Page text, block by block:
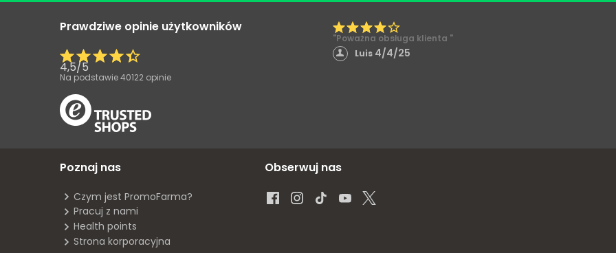
Prawdziwe opinie użytkowników
4,5/5
Na podstawie40122 opinie
"Poważna obsługa klienta "
Luis 4/4/25
Poznaj nas
Czym jest PromoFarma?
Pracuj z nami
Health points
Strona korporacyjna
Obserwuj nas